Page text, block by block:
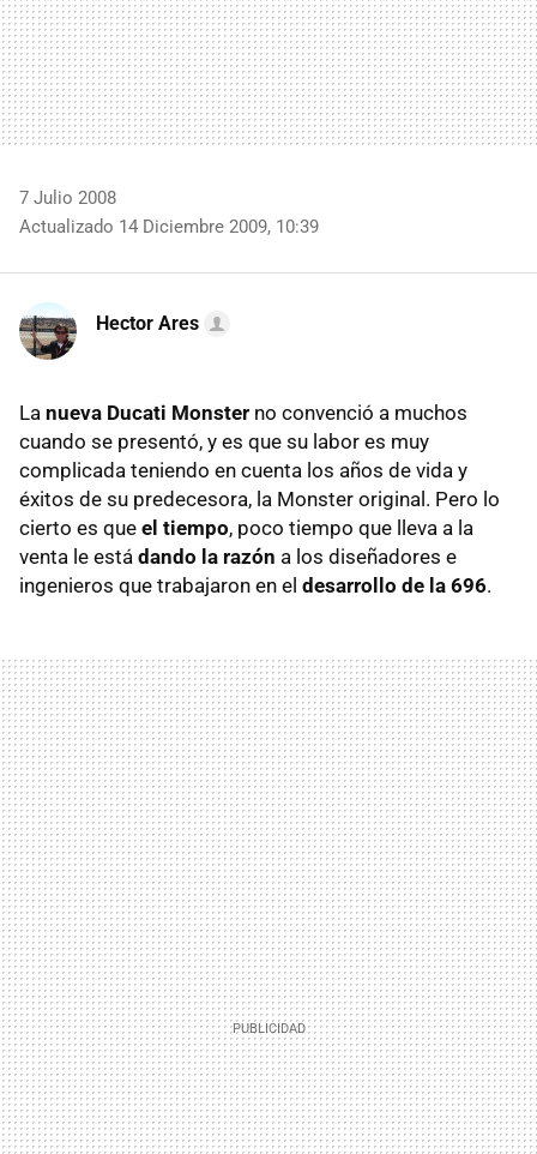
7 Julio 2008
Actualizado 14 Diciembre 2009, 10:39
Hector Ares
La nueva Ducati Monster no convenció a muchos
cuando se presentó, y es que su labor es muy
complicada teniendo en cuenta los años de vida y
éxitos de su predecesora, la Monster original. Pero lo
cierto es que el tiempo, poco tiempo que lleva a la
venta le está dando la razón a los diseñadores e
ingenieros que trabajaron en el desarrollo de la 696.